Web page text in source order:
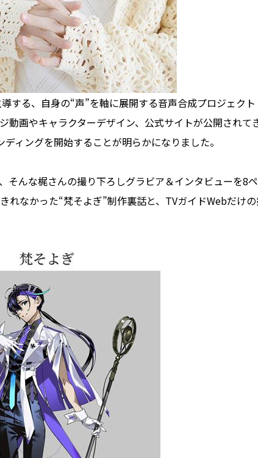
する、自身の“声”を軸に展開する音声合成プロジェク
動画やキャラクターデザイン、公式サイトが公開されて
ィングを開始することが明らかになりました。
そんな梶さんの撮り下ろしグラビア＆インタビューを8
れなかった“梵そよぎ”制作裏話と、TVガイドWebだけ